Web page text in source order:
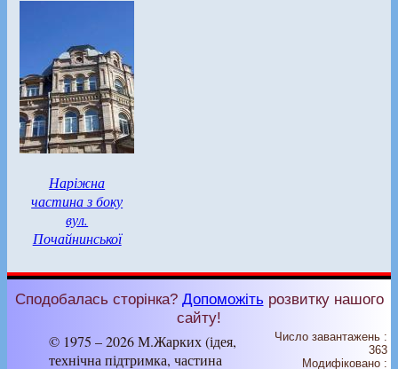
Наріжна
частина з боку
вул.
Почайнинської
Сподобалась сторінка? Допоможітьрозвитку нашого
сайту!
© 1975 – 2026 М.Жарких (ідея,
технічна підтримка, частина
Число завантажень :
363
Модифіковано :